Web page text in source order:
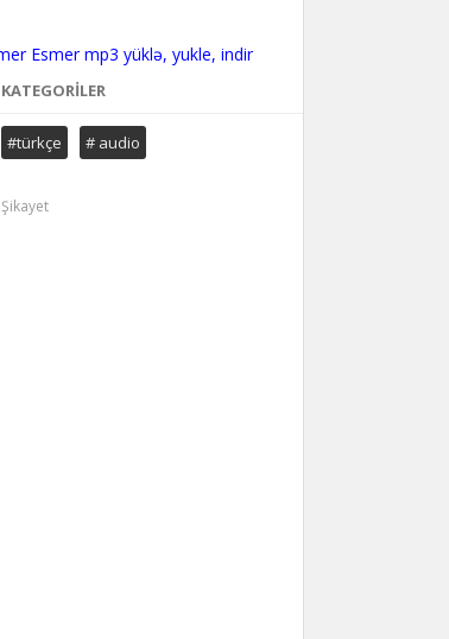
Esmer Esmer mp3 yüklə, yukle, indir
KATEGORILER
#türkçe # audio
Şikayet